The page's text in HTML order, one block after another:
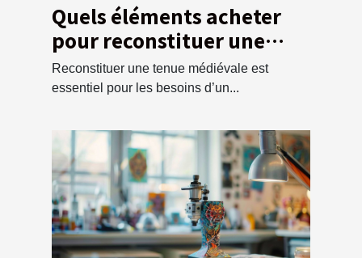
Quels éléments acheter
pour reconstituer une
tunique médiévale ?
Reconstituer une tenue médiévale est
essentiel pour les besoins d’un...